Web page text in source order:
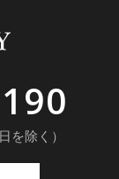
を除く）